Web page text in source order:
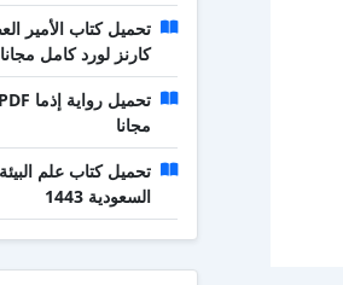
كارنز لورد كامل مجانا
مجانا
السعودية 1443